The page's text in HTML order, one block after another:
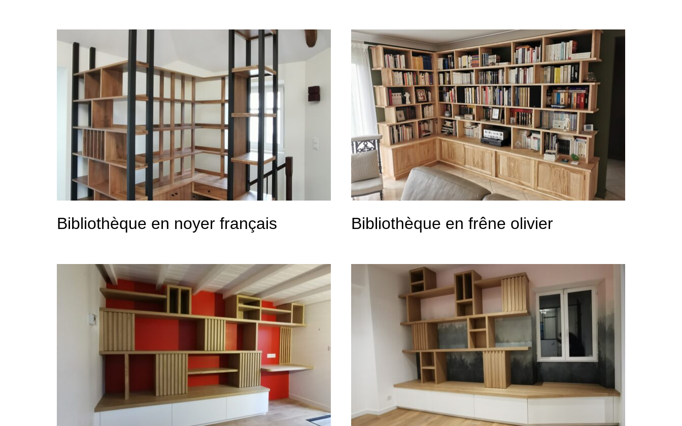
Bibliothèque en noyer français Bibliothèque en frêne olivier